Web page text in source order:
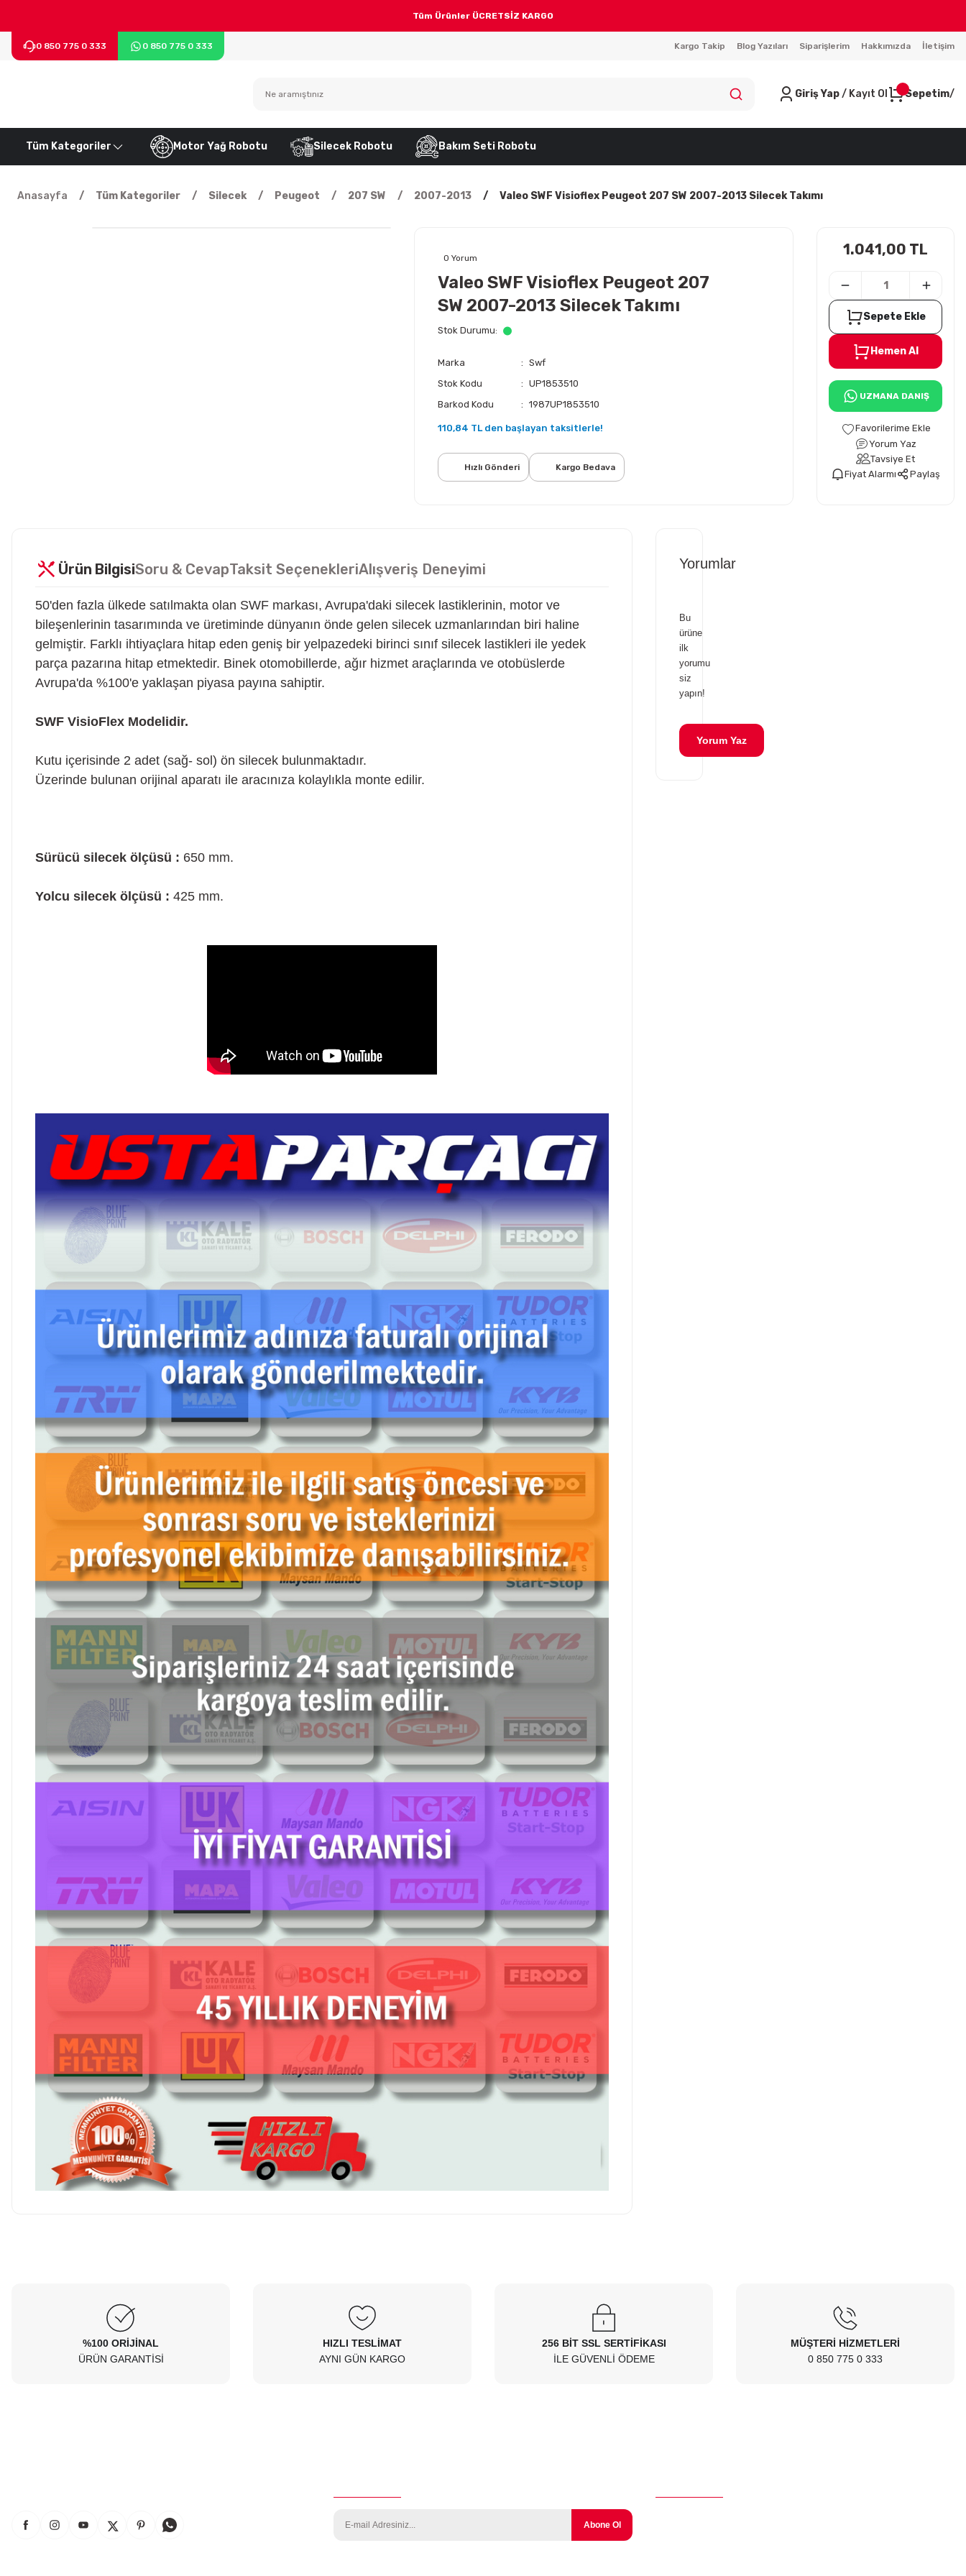
Tüm Ürünler ÜCRETSİZ KARGO
0 850 775 0 333 0 850 775 0 333 Kargo Takip Blog Yazıları Siparişlerim Hakkımızda İletişim
Giriş Yap/ Kayıt Ol Sepetim
Tüm Kategoriler Motor Yağ Robotu Silecek Robotu Bakım Seti Robotu
Anasayfa Tüm Kategoriler Silecek Peugeot 207 SW 2007-2013 Valeo SWF Visioflex Peugeot 207 SW 2007-2013 Silecek Takımı
0 Yorum
Valeo SWF Visioflex Peugeot 207
SW 2007-2013 Silecek Takımı
Stok Durumu
Marka
Swf
Stok Kodu
UP1853510
Barkod Kodu
1987UP1853510
110,84 TL den başlayan taksitlerle!
Hızlı Gönderi Kargo Bedava
1.041,00 TL
Sepete Ekle
Hemen Al
UZMANA DANIŞ
Yorum Yaz
Tavsiye Et
Fiyat Alarmı
Paylaş
Ürün BilgisiSoru & CevapTaksit SeçenekleriAlışveriş Deneyimi
50'den fazla ülkede satılmakta olan SWF markası, Avrupa'daki silecek lastiklerinin, motor ve
bileşenlerinin tasarımında ve üretiminde dünyanın önde gelen silecek uzmanlarından biri haline
gelmiştir. Farklı ihtiyaçlara hitap eden geniş bir yelpazedeki birinci sınıf silecek lastikleri ile yedek
parça pazarına hitap etmektedir. Binek otomobillerde, ağır hizmet araçlarında ve otobüslerde
Avrupa'da %100'e yaklaşan piyasa payına sahiptir.
SWF VisioFlex Modelidir.
Kutu içerisinde 2 adet (sağ- sol) ön silecek bulunmaktadır.
Üzerinde bulunan orijinal aparatı ile aracınıza kolaylıkla monte edilir.
Sürücü silecek ölçüsü : 650 mm.
Yolcu silecek ölçüsü : 425 mm.
Peugeot 307 1.4 filtre seti aldim hepsi orjinal
bosch güvenle alabilirsiniz
Kullanışlı
Yorumlar
Bu
ürüne
ilk
yorumu
siz
yapın!
Yorum Yaz
%100 ORİJİNAL
ÜRÜN GARANTİSİ
HIZLI TESLİMAT
AYNI GÜN KARGO
256 BİT SSL SERTİFİKASI
İLE GÜVENLİ ÖDEME
MÜŞTERİ HİZMETLERİ
0 850 775 0 333
Abone Ol